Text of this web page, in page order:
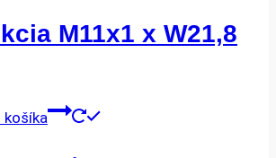
M11x1 x W21,8
košíka